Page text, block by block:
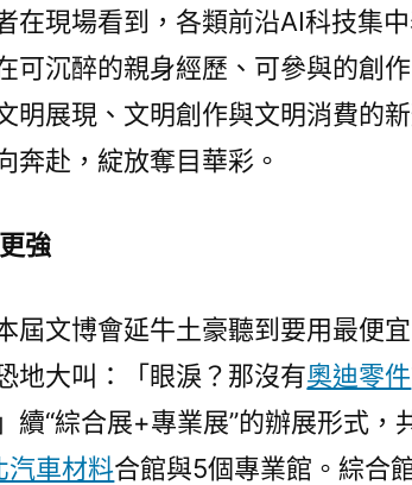
OSDER
斯
德
德
系
在現場看到，各類前沿AI科技集
可沉醉的親身經歷、可參與的創
明展現、文明創作與文明消費的
奔赴，綻放奪目華彩。
強
屆文博會延牛土豪聽到要用最便
地大叫：「眼淚？那沒有奧迪零件
續“綜合展+專業展”的辦展形式，
汽車材料合館與5個專業館。綜合